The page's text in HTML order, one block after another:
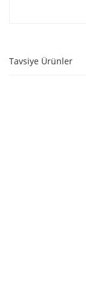
Tavsiye Ürünler